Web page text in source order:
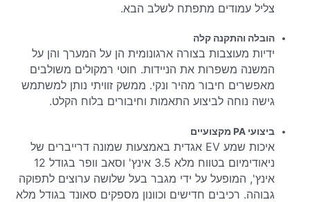
צליל עמודים מתפתח לשלב הבא.
הובלה והתקנה קלה
ידיות מעוצבות בצורה ארגונומית הן על המערך והן על
המשנה משפרות את הניידות. חוטי רמקולים משולבים
מאפשרים חיבור מהיר ונקי. ממשק זוויתי נותן למשתמש
גישה נוחה לביצוע התאמות וחיבורים בלוח הקלט.
ביצועי PA מקצועיים
איכות שמע EV אגדית באמצעות שמונה דרייברים של
ניאודימיום בטווח מלא 3.5 אינץ' וסאב וופר בגודל 12
אינץ', המופעל על ידי מגבר בעל שלושה ערוצים לתפוקה
גבוהה. רכיבים חדישים וכוונון מספקים סאונד בגודל מלא